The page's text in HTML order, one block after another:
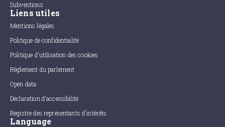
Subventions
Liens utiles
Mentions légales
Politique de confidentialité
Politique d'utilisation des cookies
Règlement du parlement
Open data
Déclaration d'accessibilité
Registre des représentants d'intérêts
Language